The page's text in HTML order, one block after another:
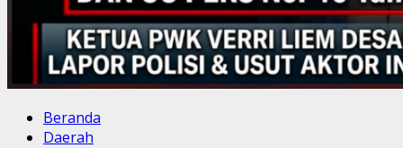
Beranda
Daerah